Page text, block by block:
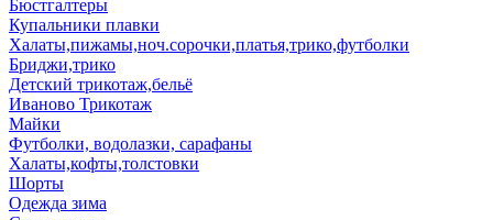
Бюстгалтеры
Купальники плавки
Халаты,пижамы,ноч.сорочки,платья,трико,футболки
Бриджи,трико
Детский трикотаж,бельё
Иваново Трикотаж
Майки
Футболки, водолазки, сарафаны
Халаты,кофты,толстовки
Шорты
Одежда зима